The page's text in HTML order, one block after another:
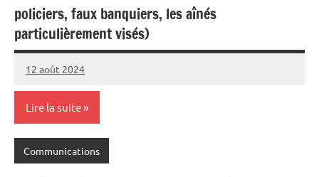
policiers, faux banquiers, les aînés
particulièrement visés)
12 août 2024
Commune
Lire la suite
Communications